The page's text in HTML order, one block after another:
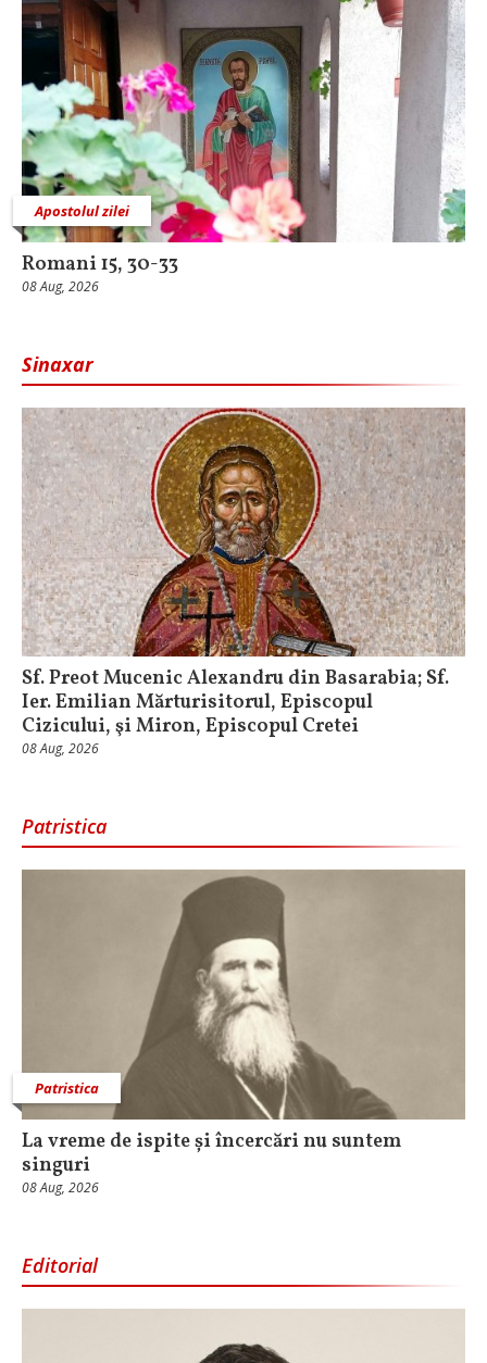
Apostolul zilei
Romani 15, 30-33
08 Aug, 2026
Sinaxar
Sf. Preot Mucenic Alexandru din Basarabia; Sf.
Ier. Emilian Mărturisitorul, Episcopul
Cizicului, şi Miron, Episcopul Cretei
08 Aug, 2026
Patristica
Patristica
La vreme de ispite și încercări nu suntem
singuri
08 Aug, 2026
Editorial